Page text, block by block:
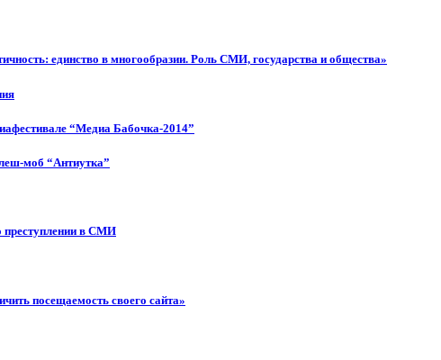
единство в многообразии. Роль СМИ, государства и общества»
“Медиа Бабочка-2014”
моб “Антиутка”
преступлении в СМИ
посещаемость своего сайта»